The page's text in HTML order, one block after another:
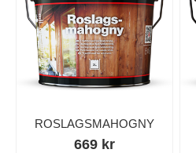
ROSLAGSMAHOGNY
669 kr